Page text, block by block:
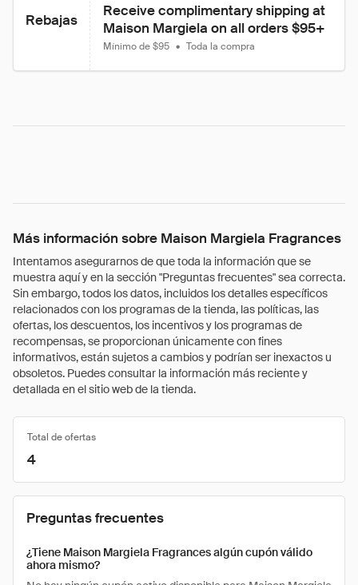
Rebajas
Receive complimentary shipping at
Maison Margiela on all orders $95+
Mínimo de $95 • Toda la compra
Más información sobre Maison Margiela Fragrances
Intentamos asegurarnos de que toda la información que se
muestra aquí y en la sección "Preguntas frecuentes" sea correcta.
Sin embargo, todos los datos, incluidos los detalles específicos
relacionados con los programas de la tienda, las políticas, las
ofertas, los descuentos, los incentivos y los programas de
recompensas, se proporcionan únicamente con fines
informativos, están sujetos a cambios y podrían ser inexactos u
obsoletos. Puedes consultar la información más reciente y
detallada en el sitio web de la tienda.
Total de ofertas
4
Preguntas frecuentes
¿Tiene Maison Margiela Fragrances algún cupón válido
ahora mismo?